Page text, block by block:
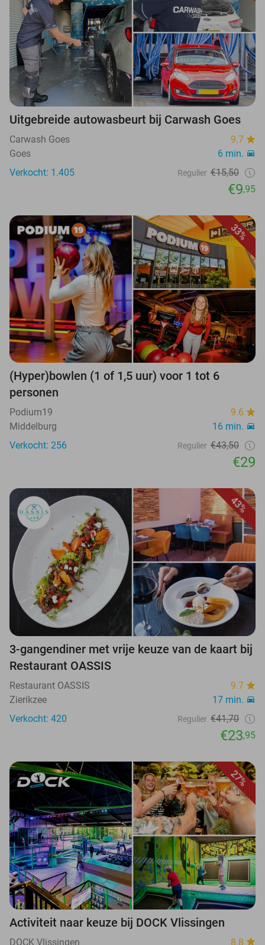
Uitgebreide autowasbeurt bij Carwash Goes
Carwash Goes
9.7
Goes
6 min.
Verkocht: 1.405
Regulier €15,50
€9,95
33%
(Hyper)bowlen (1 of 1,5 uur) voor 1 tot 6
personen
Podium19
9.6
Middelburg
16 min.
Verkocht: 256
Regulier €43,50
€29
43%
3-gangendiner met vrije keuze van de kaart bij
Restaurant OASSIS
Restaurant OASSIS
9.7
Zierikzee
17 min.
Verkocht: 420
Regulier €41,70
€23,95
27%
Activiteit naar keuze bij DOCK Vlissingen
DOCK Vlissingen 8.8